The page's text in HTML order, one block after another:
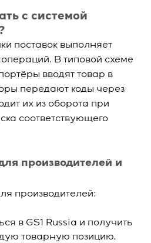
с системой
поставок выполняет
В типовой схеме
вводят товар в
передают коды через
их из оборота при
соответствующего
производителей и
производителей:
в GS1 Russia и получить
товарную позицию.